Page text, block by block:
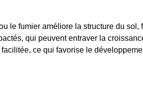
le fumier améliore la structure du
qui peuvent entraver la
ce qui favorise le